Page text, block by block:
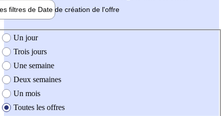
filtres de Date de création de l'offre
création de l'offre
Un jour
Trois jours
Une semaine
Deux semaines
Un mois
Toutes les offres